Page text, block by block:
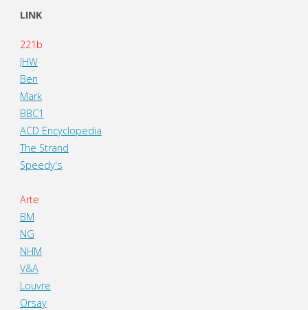
LINK
221b
JHW
Ben
Mark
BBC1
ACD Encyclopedia
The Strand
Speedy's
Arte
BM
NG
NHM
V&A
Louvre
Orsay